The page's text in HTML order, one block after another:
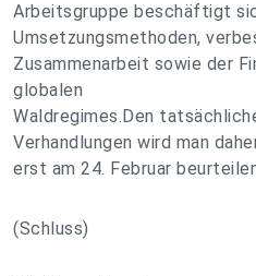
Arbeitsgruppe beschäftigt
Umsetzungsmethoden,
Zusammenarbeit sowie der
globalen
Waldregimes.Den
Verhandlungen wird man
erst am 24. Februar
(Schluss)